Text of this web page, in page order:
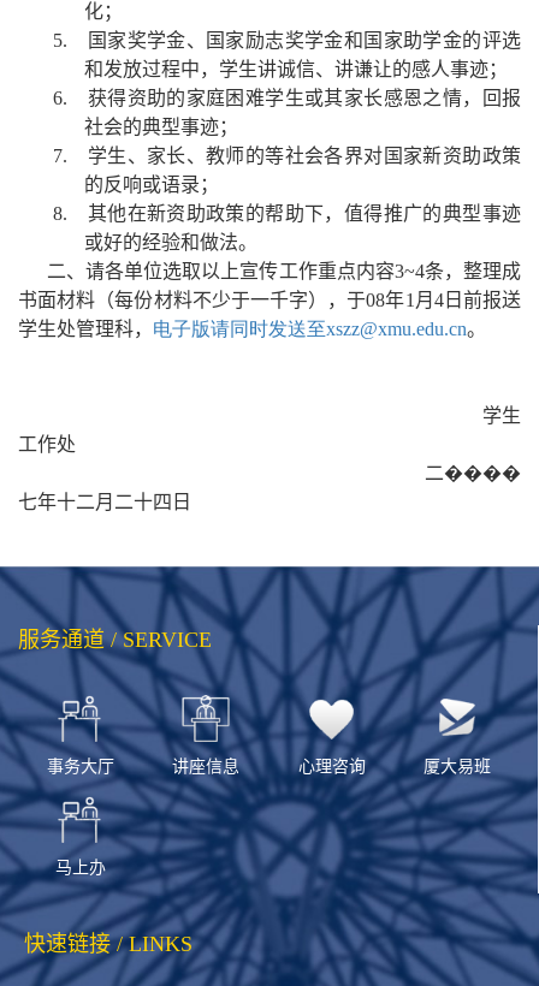
化；
5.
国家奖学金、国家励志奖学金和国家助学金的评选
和发放过程中，学生讲诚信、讲谦让的感人事迹；
6.
获得资助的家庭困难学生或其家长感恩之情，回报
社会的典型事迹；
7.
学生、家长、教师的等社会各界对国家新资助政策
的反响或语录；
8.
其他在新资助政策的帮助下，值得推广的典型事迹
或好的经验和做法。
二、请各单位选取以上宣传工作重点内容3~4条，整理成
书面材料（每份材料不少于一千字），于08年1 月 4日前报送
学生处管理科， 电子版请同时发送至xszz@xmu.edu.cn。
学生
工作处
二����
七年十二月二十四日
服务通道 / SERVICE
事务大厅 讲座信息 心理咨询 厦大易班
马上办
快速链接 / LINKS